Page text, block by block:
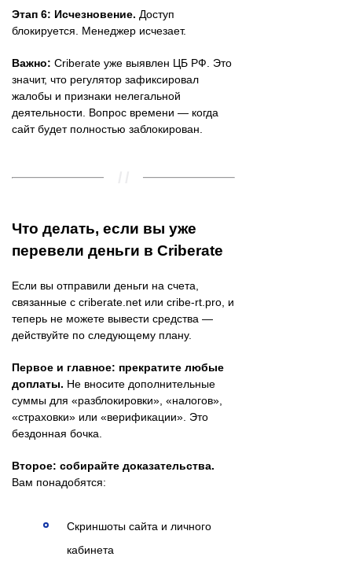
Этап 6: Исчезновение. Доступ
блокируется. Менеджер исчезает.
Важно: Criberate уже выявлен ЦБ РФ. Это
значит, что регулятор зафиксировал
жалобы и признаки нелегальной
деятельности. Вопрос времени — когда
сайт будет полностью заблокирован.
Что делать, если вы уже
перевели деньги в Criberate
Если вы отправили деньги на счета,
связанные с criberate.net или cribe-rt.pro, и
теперь не можете вывести средства —
действуйте по следующему плану.
Первое и главное: прекратите любые
доплаты. Не вносите дополнительные
суммы для «разблокировки», «налогов»,
«страховки» или «верификации». Это
бездонная бочка.
Второе: собирайте доказательства.
Вам понадобятся:
Скриншоты сайта и личного
кабинета